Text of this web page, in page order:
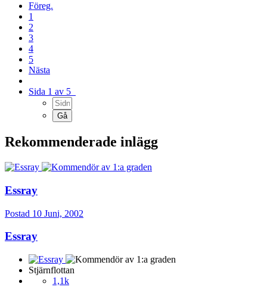
Föreg.
1
2
3
4
5
Nästa
Sida 1 av 5
Rekommenderade inlägg
Essray
Postad 10 Juni, 2002
Essray
Stjärnflottan
1,1k